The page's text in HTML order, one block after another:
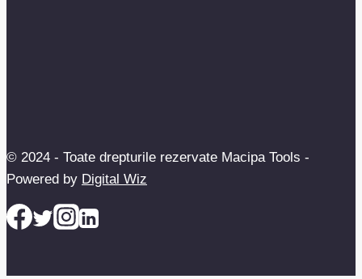
© 2024 - Toate drepturile rezervate Macipa Tools -
Powered by Digital Wiz